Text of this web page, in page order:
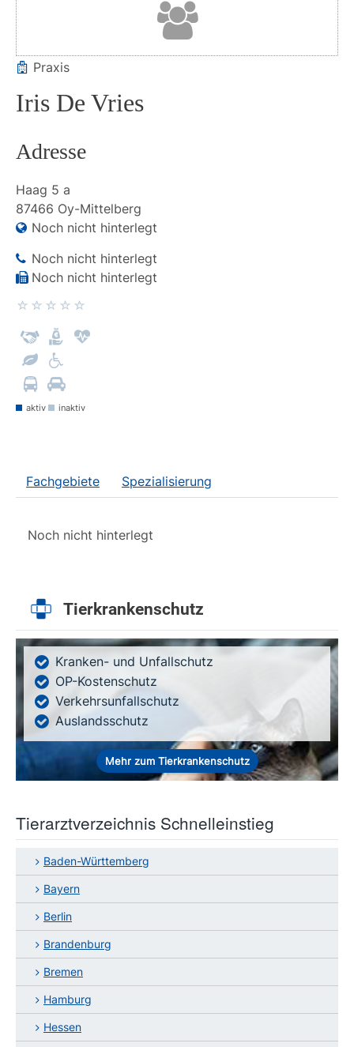
Praxis
Iris De Vries
Adresse
Haag 5 a
87466 Oy-Mittelberg
Noch nicht hinterlegt
Noch nicht hinterlegt
Noch nicht hinterlegt
aktiv inaktiv
Fachgebiete Spezialisierung
Noch nicht hinterlegt
Tierkrankenschutz
Kranken- und Unfallschutz
OP-Kostenschutz
Verkehrsunfallschutz
Auslandsschutz
Mehr zum Tierkrankenschutz
Tierarztverzeichnis Schnelleinstieg
Baden-Württemberg
Bayern
Berlin
Brandenburg
Bremen
Hamburg
Hessen